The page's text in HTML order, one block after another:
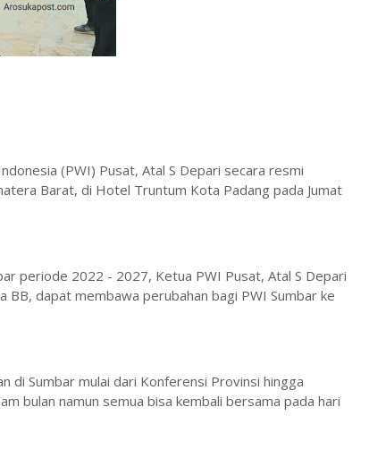
(PWI) Pusat, Atal S Depari secara resmi
Barat, di Hotel Truntum Kota Padang pada Jumat
periode 2022 - 2027, Ketua PWI Pusat, Atal S Depari
BB, dapat membawa perubahan bagi PWI Sumbar ke
di Sumbar mulai dari Konferensi Provinsi hingga
bulan namun semua bisa kembali bersama pada hari